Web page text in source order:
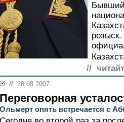
Бывший
//
// 28.08.2007
Переговорная
Ольмерт опять встречается с